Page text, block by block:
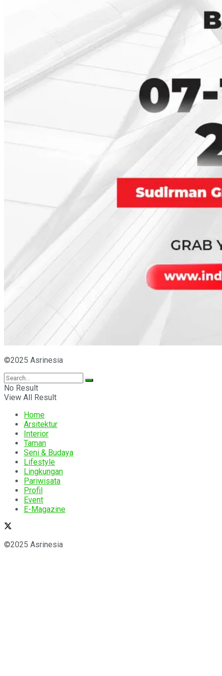
©2025 Asrinesia
No Result
View All Result
Home
Arsitektur
Interior
Taman
Seni & Budaya
Lifestyle
Lingkungan
Pariwisata
Profil
Event
E-Magazine
©2025 Asrinesia